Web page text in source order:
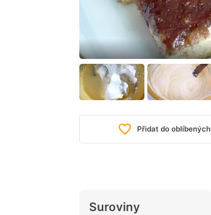
Přidat do oblíbených
Suroviny